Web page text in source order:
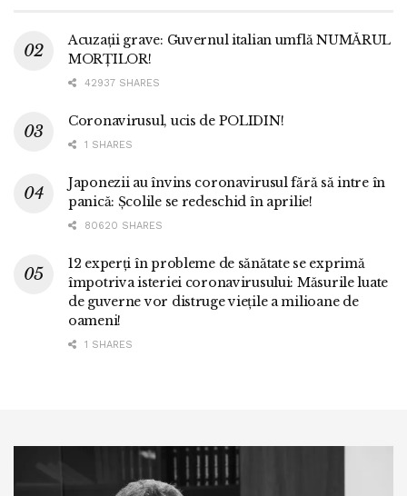
Acuzații grave: Guvernul italian umflă NUMĂRUL
MORȚILOR!
42937 SHARES
Coronavirusul, ucis de POLIDIN!
1 SHARES
Japonezii au învins coronavirusul fără să intre în
panică: Școlile se redeschid în aprilie!
80620 SHARES
12 experți în probleme de sănătate se exprimă
împotriva isteriei coronavirusului: Măsurile luate
de guverne vor distruge viețile a milioane de
oameni!
1 SHARES